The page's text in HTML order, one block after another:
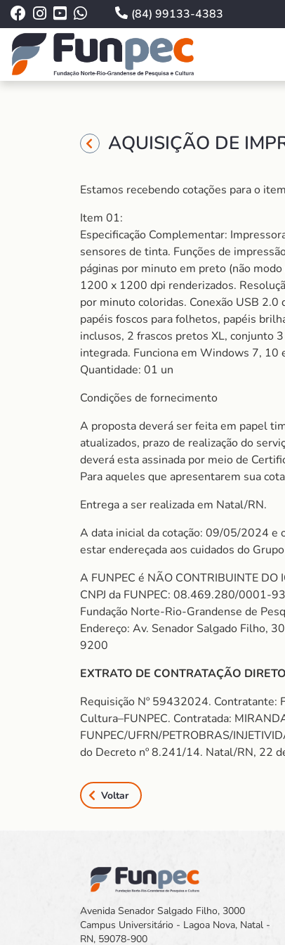
(84) 99133-4383
AQUISIÇÃO DE
Estamos recebendo cotações para o
Item 01:
Especificação Complementar:
sensores de tinta. Funções de
páginas por minuto em preto (não
1200 x 1200 dpi renderizados.
por minuto coloridas. Conexão USB
papéis foscos para folhetos, papéis
inclusos, 2 frascos pretos XL, conjunto
integrada. Funciona em Windows 7,
Quantidade: 01 un
Condições de fornecimento
A proposta deverá ser feita em papel
atualizados, prazo de realização do
deverá esta assinada por meio de
Para aqueles que apresentarem sua
Entrega a ser realizada em Natal/RN.
A data inicial da cotação: 09/05/2024
estar endereçada aos cuidados do
A FUNPEC é NÃO CONTRIBUINTE DO
CNPJ da FUNPEC: 08.469.280/0001-93
Fundação Norte-Rio-Grandense de
Endereço: Av. Senador Salgado Filho,
9200
EXTRATO DE CONTRATAÇÃO
Requisição Nº 59432024. Contratante:
Cultura–FUNPEC. Contratada:
FUNPEC/UFRN/PETROBRAS/
do Decreto nº 8.241/14. Natal/RN, 22
Voltar
Avenida Senador Salgado Filho, 3000
Campus Universitário - Lagoa Nova, Natal -
RN, 59078-900